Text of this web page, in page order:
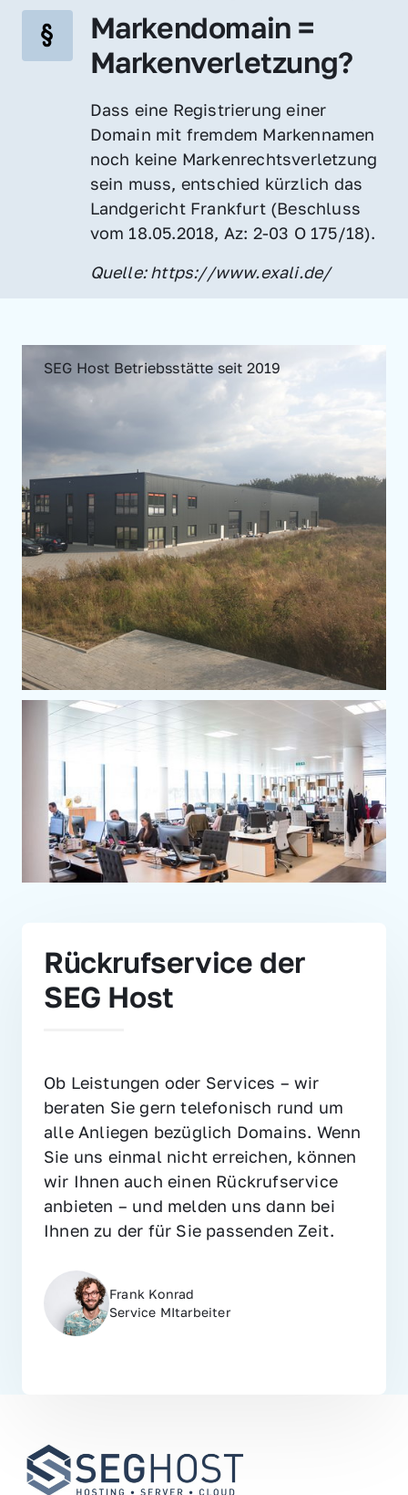
Markendomain =
Markenverletzung?
Dass eine Registrierung einer
Domain mit fremdem Markennamen
noch keine Markenrechtsverletzung
sein muss, entschied kürzlich das
Landgericht Frankfurt (Beschluss
vom 18.05.2018, Az: 2-03 O 175/18).
Quelle: https://www.exali.de/
SEG Host Betriebsstätte seit 2019
Rückrufservice der
SEG Host
Ob Leistungen oder Services – wir
beraten Sie gern telefonisch rund um
alle Anliegen bezüglich Domains. Wenn
Sie uns einmal nicht erreichen, können
wir Ihnen auch einen Rückrufservice
anbieten – und melden uns dann bei
Ihnen zu der für Sie passenden Zeit.
Frank Konrad
Service MItarbeiter